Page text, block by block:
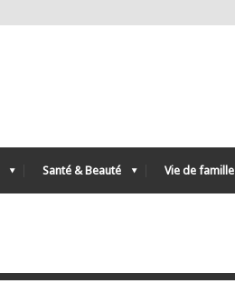
Santé & Beauté Vie de famille